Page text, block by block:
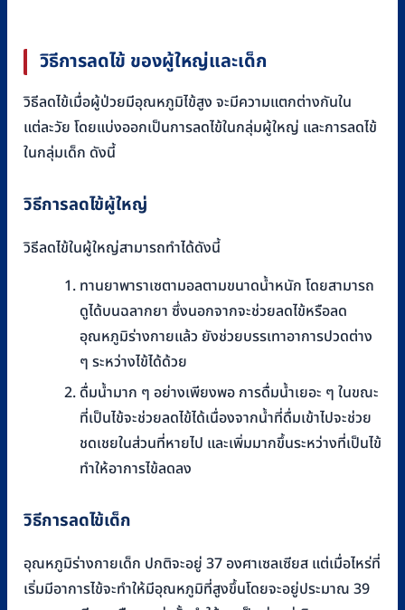
วิธีการลดไข้ ของผู้ใหญ่และเด็ก
วิธีลดไข้เมื่อผู้ป่วยมีอุณหภูมิไข้สูง จะมีความแตกต่างกันใน
แต่ละวัย โดยแบ่งออกเป็นการลดไข้ในกลุ่มผู้ใหญ่ และการลดไข้
ในกลุ่มเด็ก ดังนี้
วิธีการลดไข้ผู้ใหญ่
วิธีลดไข้ในผู้ใหญ่สามารถทำได้ดังนี้
ทานยาพาราเซตามอลตามขนาดน้ำหนัก โดยสามารถ
ดูได้บนฉลากยา ซึ่งนอกจากจะช่วยลดไข้หรือลด
อุณหภูมิร่างกายแล้ว ยังช่วยบรรเทาอาการปวดต่าง
ๆ ระหว่างไข้ได้ด้วย
ดื่มน้ำมาก ๆ อย่างเพียงพอ การดื่มน้ำเยอะ ๆ ในขณะ
ที่เป็นไข้จะช่วยลดไข้ได้เนื่องจากน้ำที่ดื่มเข้าไปจะช่วย
ชดเชยในส่วนที่หายไป และเพิ่มมากขึ้นระหว่างที่เป็นไข้
ทำให้อาการไข้ลดลง
วิธีการลดไข้เด็ก
อุณหภูมิร่างกายเด็ก ปกติจะอยู่ 37 องศาเซลเซียส แต่เมื่อไหร่ที่
เริ่มมีอาการไข้จะทำให้มีอุณหภูมิที่สูงขึ้นโดยจะอยู่ประมาณ 39